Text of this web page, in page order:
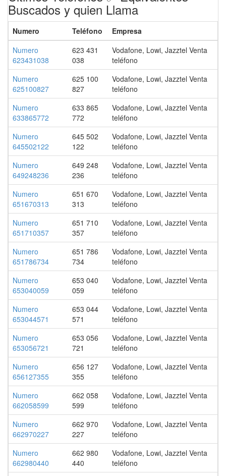
Buscados y quien Llama
Numero Teléfono
Empresa
Numero
623431038
623 431
038
Vodafone, Lowi, Jazztel Venta
teléfono
Numero
625100827
625 100
827
Vodafone, Lowi, Jazztel Venta
teléfono
Numero
633865772
633 865
772
Vodafone, Lowi, Jazztel Venta
teléfono
Numero
645502122
645 502
122
Vodafone, Lowi, Jazztel Venta
teléfono
Numero
649248236
649 248
236
Vodafone, Lowi, Jazztel Venta
teléfono
Numero
651670313
651 670
313
Vodafone, Lowi, Jazztel Venta
teléfono
Numero
651710357
651 710
357
Vodafone, Lowi, Jazztel Venta
teléfono
Numero
651786734
651 786
734
Vodafone, Lowi, Jazztel Venta
teléfono
Numero
653040059
653 040
059
Vodafone, Lowi, Jazztel Venta
teléfono
Numero
653044571
653 044
571
Vodafone, Lowi, Jazztel Venta
teléfono
Numero
653056721
653 056
721
Vodafone, Lowi, Jazztel Venta
teléfono
Numero
656127355
656 127
355
Vodafone, Lowi, Jazztel Venta
teléfono
Numero
662058599
662 058
599
Vodafone, Lowi, Jazztel Venta
teléfono
Numero
662970227
662 970
227
Vodafone, Lowi, Jazztel Venta
teléfono
Numero
662980440
662 980
440
Vodafone, Lowi, Jazztel Venta
teléfono